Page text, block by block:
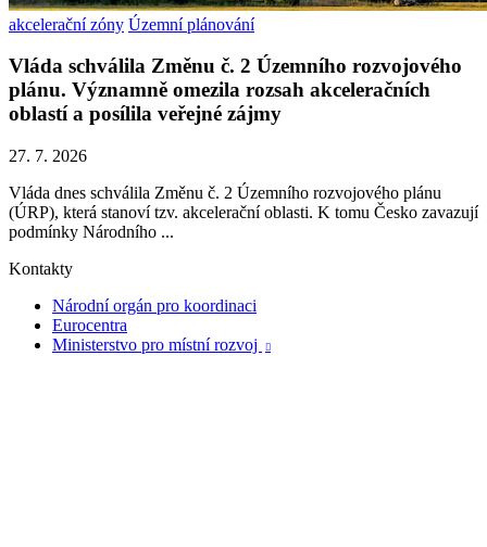
akcelerační zóny Územní plánování
Vláda schválila Změnu č. 2 Územního rozvojového
plánu. Významně omezila rozsah akceleračních
oblastí a posílila veřejné zájmy
27. 7. 2026
Vláda dnes schválila Změnu č. 2 Územního rozvojového plánu
(ÚRP), která stanoví tzv. akcelerační oblasti. K tomu Česko zavazují
podmínky Národního ...
Kontakty
Národní orgán pro koordinaci
Eurocentra
Ministerstvo pro místní rozvoj
